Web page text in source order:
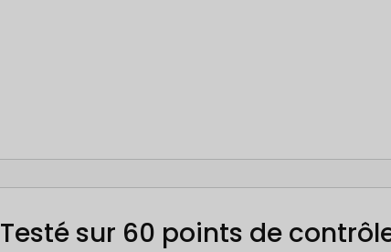
Testé sur 60 points de